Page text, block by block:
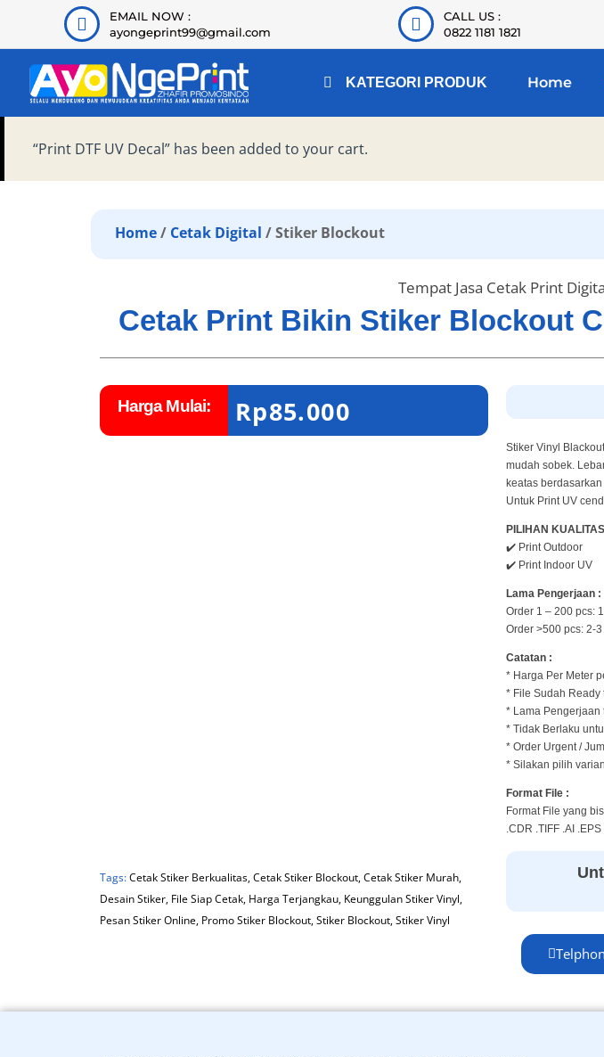
EMAIL NOW :
ayongeprint99@gmail.com
CALL US :
0822 1181 1821
KATEGORI PRODUK Home
“Print DTF UV Decal” has been added to your cart.
Home/ Cetak Digital / Stiker Blockout
Tempat Jasa Cetak Print
Cetak Print Bikin Stiker Blockout
Harga Mulai: Rp85.000
Tags:Cetak Stiker Berkualitas,Cetak Stiker Blockout,Cetak Stiker Murah,
Desain Stiker, File Siap Cetak, Harga Terjangkau, Keunggulan Stiker Vinyl,
Pesan Stiker Online, Promo Stiker Blockout,Stiker Blockout,Stiker Vinyl
Stiker Vinyl
mudah sobek.
keatas
Untuk Print UV
PILIHAN
✔️ Print Outdoor
✔️ Print Indoor UV
Lama Pengerjaan :
Order 1 – 200 pcs:
Order >500 pcs: 2-3
Catatan :
* Harga Per Meter
* File Sudah Ready
* Lama Pengerjaan
* Tidak Berlaku
* Order Urgent /
* Silakan pilih
Format File :
Format File yang
.CDR .TIFF .AI